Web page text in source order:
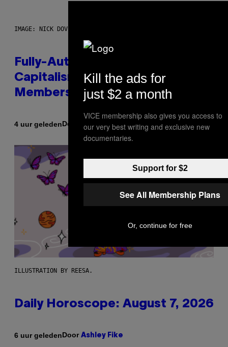
IMAGE: NICK DOVE
Fully-Automated Luxury Space
Capitalism—This Week on VICE:
Members Only
4 uur geledenDoor Emma Garland
ILLUSTRATION BY REESA.
Daily Horoscope: August 7, 2026
6 uur geledenDoor Ashley Fike
Kill the ads for
just $2 a month
VICE membership also gives you access to
our very best writing and exclusive new
documentaries.
Support for $2
See All Membership Plans
Or, continue for free